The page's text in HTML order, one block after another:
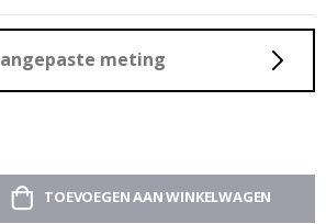
meting
TOEVOEGEN AAN WINKELWAGEN